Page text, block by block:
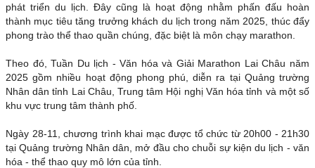
phát triển du lịch. Đây cũng là hoạt động nhằm phấn đấu hoàn
thành mục tiêu tăng trưởng khách du lịch trong năm 2025, thúc đẩy
phong trào thể thao quần chúng, đặc biệt là môn chạy marathon.
Theo đó, Tuần Du lịch - Văn hóa và Giải Marathon Lai Châu năm
2025 gồm nhiều hoạt động phong phú, diễn ra tại Quảng trường
Nhân dân tỉnh Lai Châu, Trung tâm Hội nghị Văn hóa tỉnh và một số
khu vực trung tâm thành phố.
Ngày 28-11, chương trình khai mạc được tổ chức từ 20h00 - 21h30
tại Quảng trường Nhân dân, mở đầu cho chuỗi sự kiện du lịch - văn
hóa - thể thao quy mô lớn của tỉnh.